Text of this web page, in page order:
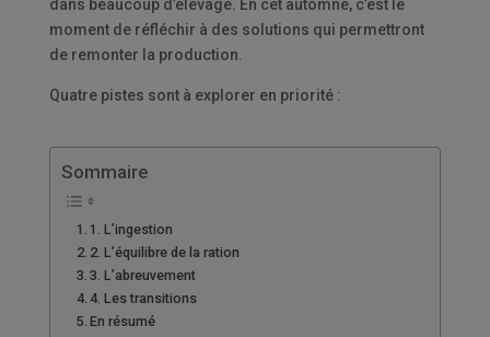
dans beaucoup d’élevage. En cet automne, c’est le
moment de réfléchir à des solutions qui permettront
de remonter la production.
Quatre pistes sont à explorer en priorité :
Sommaire
1. L’ingestion
2. L’équilibre de la ration
3. L’abreuvement
4. Les transitions
En résumé